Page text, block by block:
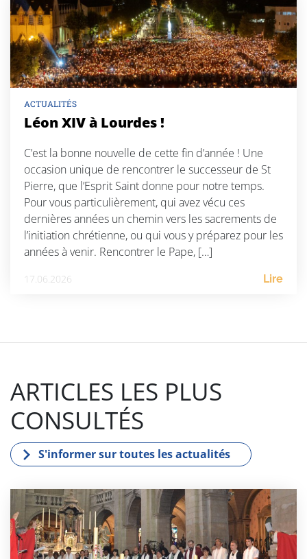
ACTUALITÉS
Léon XIV à Lourdes !
C’est la bonne nouvelle de cette fin d’année ! Une
occasion unique de rencontrer le successeur de St
Pierre, que l’Esprit Saint donne pour notre temps.
Pour vous particulièrement, qui avez vécu ces
dernières années un chemin vers les sacrements de
l’initiation chrétienne, ou qui vous y préparez pour les
années à venir. Rencontrer le Pape, […]
17.06.2026 Lire
ARTICLES LES PLUS
CONSULTÉS
S'informer sur toutes les actualités